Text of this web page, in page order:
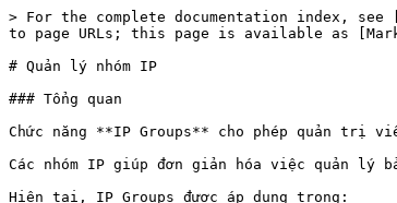
> For the complete documentation index,
to page URLs; this page is available as
# Quản lý nhóm IP
### Tổng quan
Chức năng **IP Groups** cho phép quản trị
Các nhóm IP giúp đơn giản hóa việc quản lý
Hiện tại, IP Groups được áp dụng trong: